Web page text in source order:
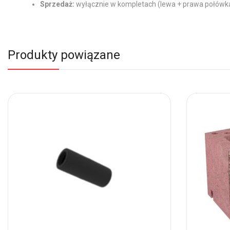
Sprzedaż: wyłącznie w kompletach (lewa + prawa
Produkty powiązane